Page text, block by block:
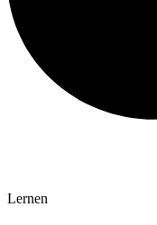
Lernen